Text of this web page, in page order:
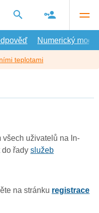
Numerický model
teplotami
všech uživatelů na In-
do řady služeb
na stránku registrace